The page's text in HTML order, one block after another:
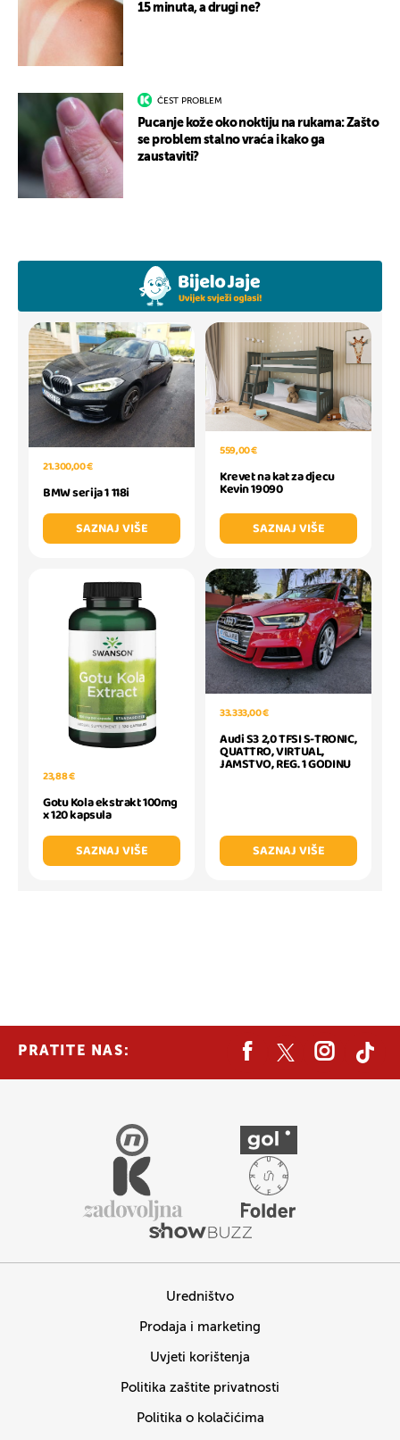
15 minuta, a drugi ne?
ČEST PROBLEM
Pucanje kože oko noktiju na rukama: Zašto
se problem stalno vraća i kako ga
zaustaviti?
21.300,00 €
BMW serija 1 118i
SAZNAJ VIŠE
559,00 €
Krevet na kat za djecu
Kevin 19090
SAZNAJ VIŠE
23,88 €
Gotu Kola ekstrakt 100mg
x 120 kapsula
SAZNAJ VIŠE
33.333,00 €
Audi S3 2,0 TFSI S-TRONIC,
QUATTRO, VIRTUAL,
JAMSTVO, REG. 1 GODINU
SAZNAJ VIŠE
PRATITE NAS:
Uredništvo
Prodaja i marketing
Uvjeti korištenja
Politika zaštite privatnosti
Politika o kolačićima